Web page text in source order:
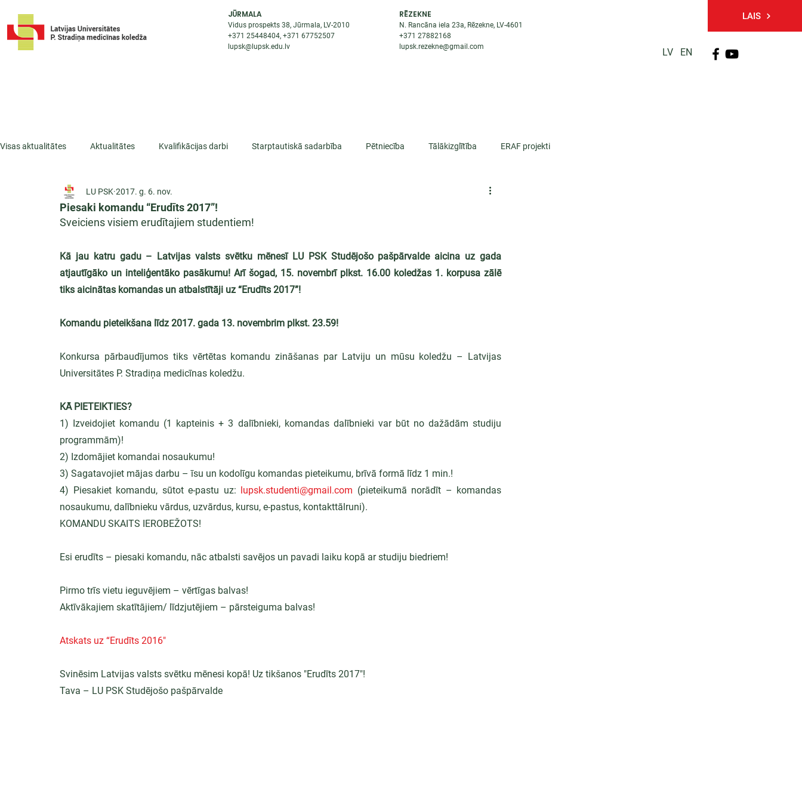
JŪRMALA
Vidus prospekts 38, Jūrmala, LV-2010
+371 25448404, +37167752507
lupsk@lupsk.edu.lv
RĒZEKNE
N. Rancāna iela 23a, Rēzekne, LV-4601
+37127882168
lupsk.rezekne@gmail.com
LAIS
LV EN
Visas aktualitātes Aktualitātes Kvalifikācijas darbi Starptautiskā sadarbība Pētniecība Tālākizglītība ERAF projekti
ESF projekti Iepazīsti profesiju
Piesaki komandu “Erudīts 2017”!
LU PSK 2017. g. 6. nov.
Sveiciens visiem erudītajiem studentiem!
Kā jau katru gadu – Latvijas valsts svētku mēnesī LU PSK Studējošo pašpārvalde aicina uz gada
atjautīgāko un inteliģentāko pasākumu! Arī šogad, 15. novembrī plkst. 16.00 koledžas 1. korpusa zālē
tiks aicinātas komandas un atbalstītāji uz “Erudīts 2017”!
Komandu pieteikšana līdz 2017. gada 13. novembrim plkst. 23.59!
Konkursa pārbaudījumos tiks vērtētas komandu zināšanas par Latviju un mūsu koledžu – Latvijas
Universitātes P. Stradiņa medicīnas koledžu.
KĀ PIETEIKTIES?
1) Izveidojiet komandu (1 kapteinis + 3 dalībnieki, komandas dalībnieki var būt no dažādām studiju
programmām)!
2) Izdomājiet komandai nosaukumu!
3) Sagatavojiet mājas darbu – īsu un kodolīgu komandas pieteikumu, brīvā formā līdz 1 min.!
4) Piesakiet komandu, sūtot e-pastu uz: lupsk.studenti@gmail.com (pieteikumā norādīt – komandas
nosaukumu, dalībnieku vārdus, uzvārdus, kursu, e-pastus, kontakttālruni).
KOMANDU SKAITS IEROBEŽOTS!
Esi erudīts – piesaki komandu, nāc atbalsti savējos un pavadi laiku kopā ar studiju biedriem!
Pirmo trīs vietu ieguvējiem – vērtīgas balvas!
Aktīvākajiem skatītājiem/ līdzjutējiem – pārsteiguma balvas!
Atskats uz “Erudīts 2016"
Svinēsim Latvijas valsts svētku mēnesi kopā! Uz tikšanos "Erudīts 2017"!
Tava – LU PSK Studējošo pašpārvalde